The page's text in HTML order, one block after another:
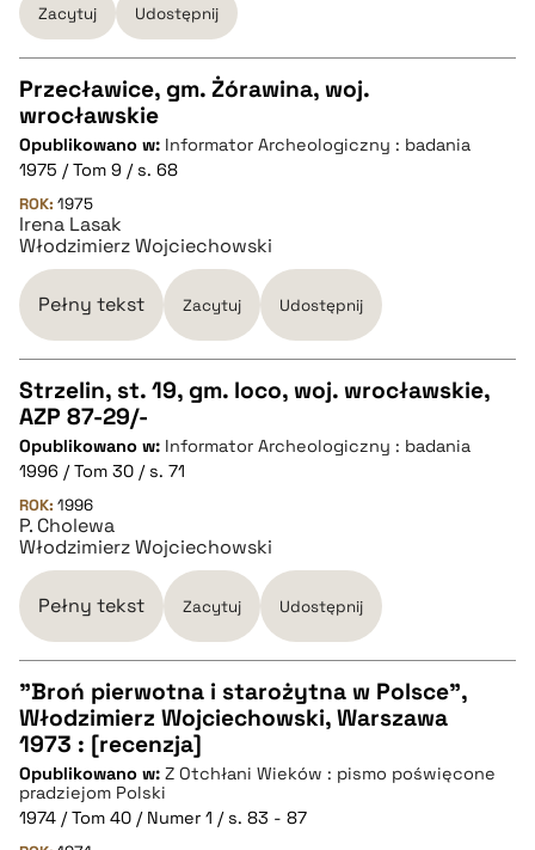
pobierz cytat
Zacytuj Udostępnij
CZYSTY TEKST
pobierz cytat
BIBTEX
pobierz cytat
Przecławice, gm. Żórawina, woj.
wrocławskie
Opublikowano w: Informator Archeologiczny : badania
1975 / Tom 9 / s. 68
ROK: 1975
Irena Lasak
Włodzimierz Wojciechowski
Pełny tekst Zacytuj Udostępnij
CZYSTY TEKST
pobierz cytat
BIBTEX
pobierz cytat
Strzelin, st. 19, gm. loco, woj. wrocławskie,
AZP 87-29/-
Opublikowano w: Informator Archeologiczny : badania
1996 / Tom 30 / s. 71
ROK: 1996
P. Cholewa
Włodzimierz Wojciechowski
Pełny tekst Zacytuj Udostępnij
CZYSTY TEKST
pobierz cytat
"Broń pierwotna i starożytna w Polsce",
Włodzimierz Wojciechowski, Warszawa
1973 : [recenzja]
Opublikowano w: Z Otchłani Wieków : pismo poświęcone
pradziejom Polski
1974 / Tom 40 / Numer 1 / s. 83 - 87